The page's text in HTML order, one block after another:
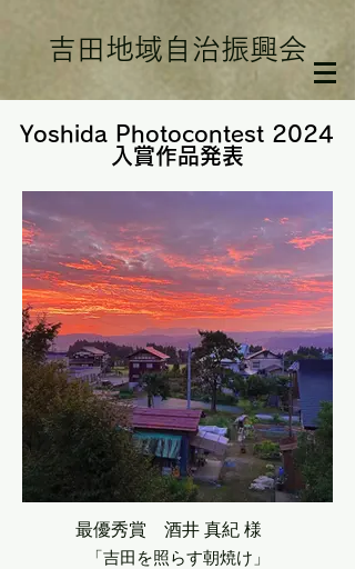
吉田地域自治振興会
Yoshida Photocontest 2024
入賞作品発表
Yoshida Photocontest 2024
入賞作品発表
最優秀賞 酒井 真紀 様
「吉田を照らす朝焼け」